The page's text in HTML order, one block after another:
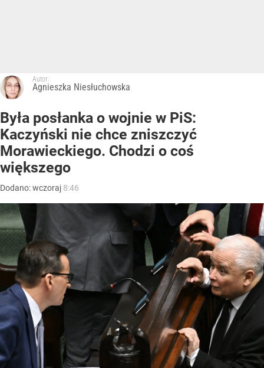
Autor:
Agnieszka Niesłuchowska
Była posłanka o wojnie w PiS:
Kaczyński nie chce zniszczyć
Morawieckiego. Chodzi o coś
większego
Dodano:wczoraj 8:46